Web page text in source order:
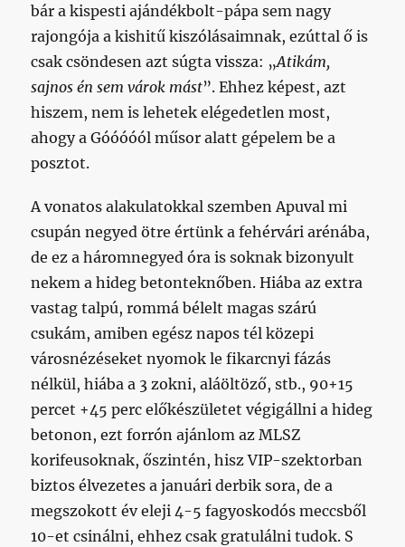
bár a kispesti ajándékbolt-pápa sem nagy
rajongója a kishitű kiszólásaimnak, ezúttal ő is
csak csöndesen azt súgta vissza: „Atikám,
sajnos én sem várok mást”. Ehhez képest, azt
hiszem, nem is lehetek elégedetlen most,
ahogy a Góóóóól műsor alatt gépelem be a
posztot.
A vonatos alakulatokkal szemben Apuval mi
csupán negyed ötre értünk a fehérvári arénába,
de ez a háromnegyed óra is soknak bizonyult
nekem a hideg betonteknőben. Hiába az extra
vastag talpú, rommá bélelt magas szárú
csukám, amiben egész napos tél közepi
városnézéseket nyomok le fikarcnyi fázás
nélkül, hiába a 3 zokni, aláöltöző, stb., 90+15
percet +45 perc előkészületet végigállni a hideg
betonon, ezt forrón ajánlom az MLSZ
korifeusoknak, őszintén, hisz VIP-szektorban
biztos élvezetes a januári derbik sora, de a
megszokott év eleji 4-5 fagyoskodós meccsből
10-et csinálni, ehhez csak gratulálni tudok. S